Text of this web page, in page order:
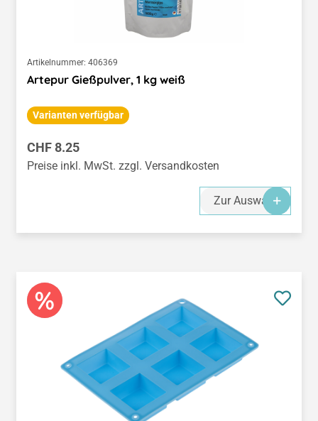
Artikelnummer: 406369
Artepur Gießpulver, 1 kg weiß
Varianten verfügbar
Regulärer Preis:
CHF 8.25
Preise inkl. MwSt. zzgl. Versandkosten
Zur Auswahl